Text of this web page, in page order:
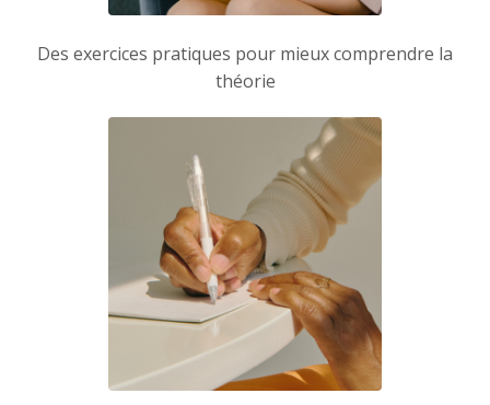
Des exercices pratiques pour mieux comprendre la
théorie